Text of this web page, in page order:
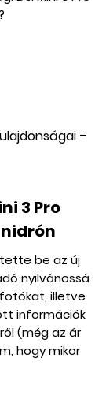
3 Pro
be az új
nyilvánossá
illetve
információk
(még az ár
hogy mikor